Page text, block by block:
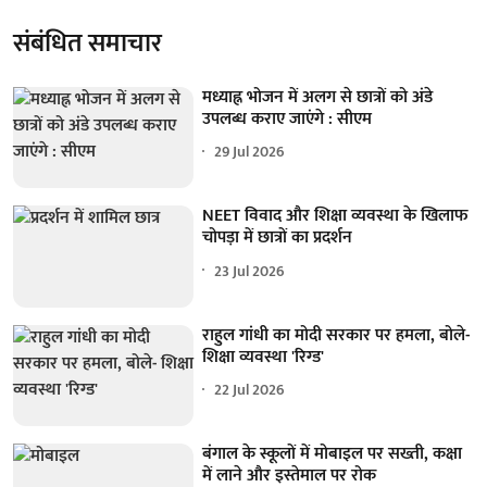
संबंधित समाचार
मध्याह्न भोजन में अलग से छात्रों को अंडे
उपलब्ध कराए जाएंगे : सीएम
29 Jul 2026
NEET विवाद और शिक्षा व्यवस्था के खिलाफ
चोपड़ा में छात्रों का प्रदर्शन
23 Jul 2026
राहुल गांधी का मोदी सरकार पर हमला, बोले-
शिक्षा व्यवस्था 'रिग्ड'
22 Jul 2026
बंगाल के स्कूलों में मोबाइल पर सख्ती, कक्षा
में लाने और इस्तेमाल पर रोक